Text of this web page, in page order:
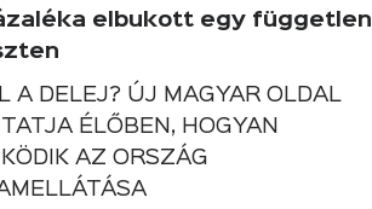
elbukott egy független
A DELEJ? ÚJ MAGYAR OLDAL
ÉLŐBEN, HOGYAN
AZ ORSZÁG